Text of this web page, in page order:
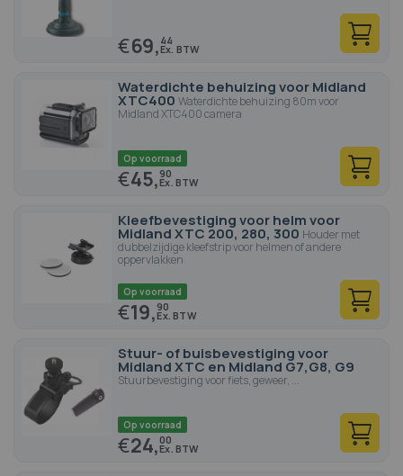
€69,44
Waterdichte behuizing voor Midland
XTC400 Waterdichte behuizing 80m voor
Midland XTC400 camera
Op voorraad
€45,90
Kleefbevestiging voor helm voor
Midland XTC 200, 280, 300 Houder met
dubbelzijdige kleefstrip voor helmen of andere
oppervlakken
Op voorraad
€19,90
Stuur- of buisbevestiging voor
Midland XTC en Midland G7,G8, G9
Stuurbevestiging voor fiets, geweer, ...
Op voorraad
€24,00